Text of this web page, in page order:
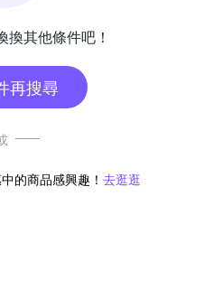
其他條件吧！
再搜尋
的商品感興趣！ 去逛逛